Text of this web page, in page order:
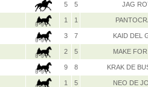
5 5 JAG
1 1
3 7 KAID DEL
2 5 MAKE
9 8 KRAK DE
1 5 NEO DE